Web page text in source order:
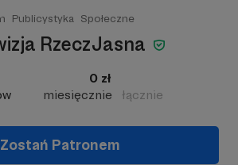
Publicystyka Społeczne
RzeczJasna
0 zł
miesięcznie
łącznie
Zostań Patronem